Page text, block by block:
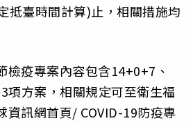
抵臺時間計算)止，相關措施均
檢疫專案內容包含14+0+7、
項方案，相關規定可至衛生福
資訊網首頁/ COVID-19防疫專